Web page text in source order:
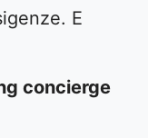
E
concierge